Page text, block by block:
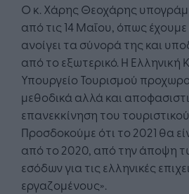
Ο κ. Χάρης Θεοχάρης
από τις 14 Μαΐου, όπως
ανοίγει τα σύνορά της και
από το εξωτερικό. Η Ελληνική
Υπουργείο Τουρισμού
μεθοδικά αλλά και
επανεκκίνηση του
Προσδοκούμε ότι το 2021 θα
από το 2020, από την άποψη
εσόδων για τις ελληνικές
εργαζομένους».